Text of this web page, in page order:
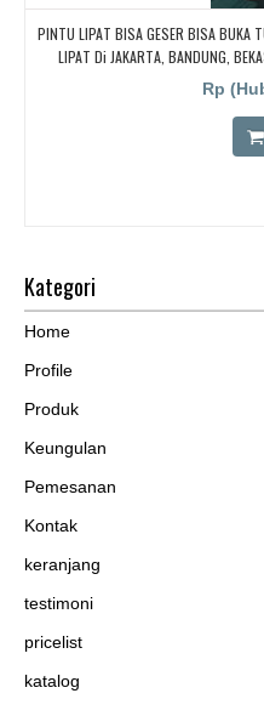
PINTU LIPAT BISA GESER BISA BUKA
LIPAT Di JAKARTA, BANDUNG,
BOGOR,. BORNEO PABRIK
Rp
Kategori
Home
Profile
Produk
Keungulan
Pemesanan
Kontak
keranjang
testimoni
pricelist
katalog